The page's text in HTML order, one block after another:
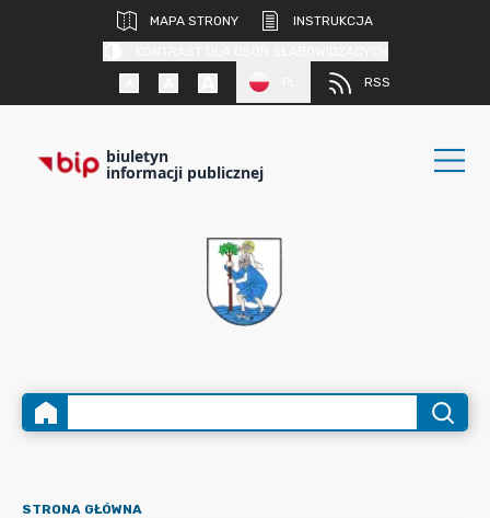
MAPA STRONY
INSTRUKCJA
RSS
biuletyn
informacji publicznej
STRONA GŁÓWNA